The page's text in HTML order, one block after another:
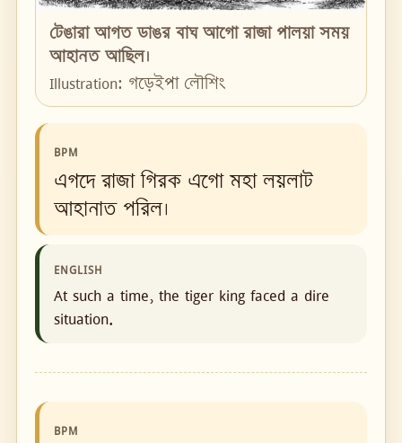
টেঙারা আগত ডাঙর বাঘ আগো রাজা পালয়া সময়
আহানত আছিল।
Illustration: গড়েইপা লৌশিং
BPM
এগদে রাজা গিরক এগো মহা লয়লাট
আহানাত পরিল।
ENGLISH
At such a time, the tiger king faced a dire
situation.
BPM